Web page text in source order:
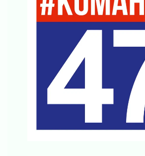
полумиллиона рублей
29 июля 2026
С помощью камер в
штрафов на 17 миллионов
Региональная сеть
Ленобласти пополнится еще
29 июля 2026
Спасатели эвакуировали
поврежденной ногой из леса в